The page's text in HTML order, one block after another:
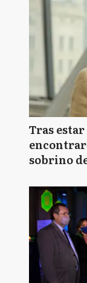
Tras
sobrino